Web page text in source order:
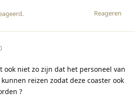
Reageren
.
ook niet zo zijn dat het personeel van
reizen zodat deze coaster ook
?